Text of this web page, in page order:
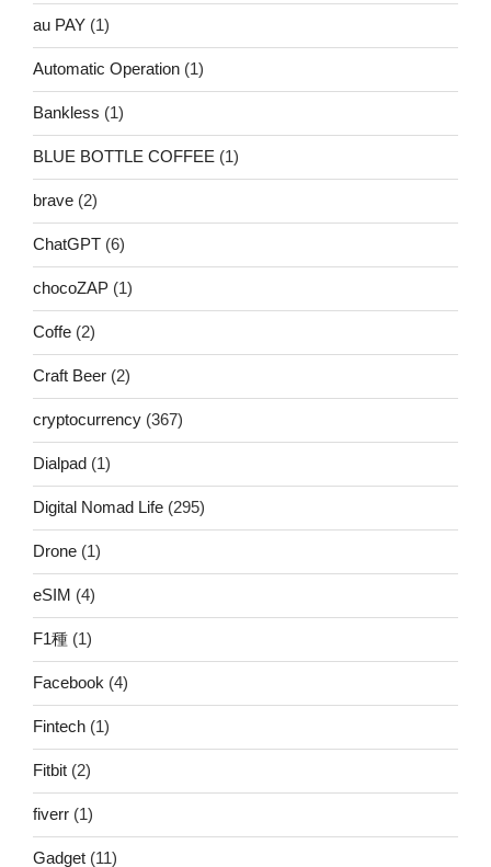
au PAY (1)
Automatic Operation (1)
Bankless (1)
BLUE BOTTLE COFFEE (1)
brave (2)
ChatGPT (6)
chocoZAP (1)
Coffe (2)
Craft Beer (2)
cryptocurrency (367)
Dialpad (1)
Digital Nomad Life (295)
Drone (1)
eSIM (4)
F1種 (1)
Facebook (4)
Fintech (1)
Fitbit (2)
fiverr (1)
Gadget (11)